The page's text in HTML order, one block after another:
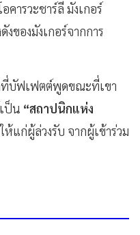
คารวะชาร์ลี มังเกอร์
ของมังเกอร์จากการ
ที่บัฟเฟตต์พูดขณะที่เขา
ป็น “สถาปนิกแห่ง
ห้แก่ผู้ล่วงรับ จากผู้เข้าร่วม